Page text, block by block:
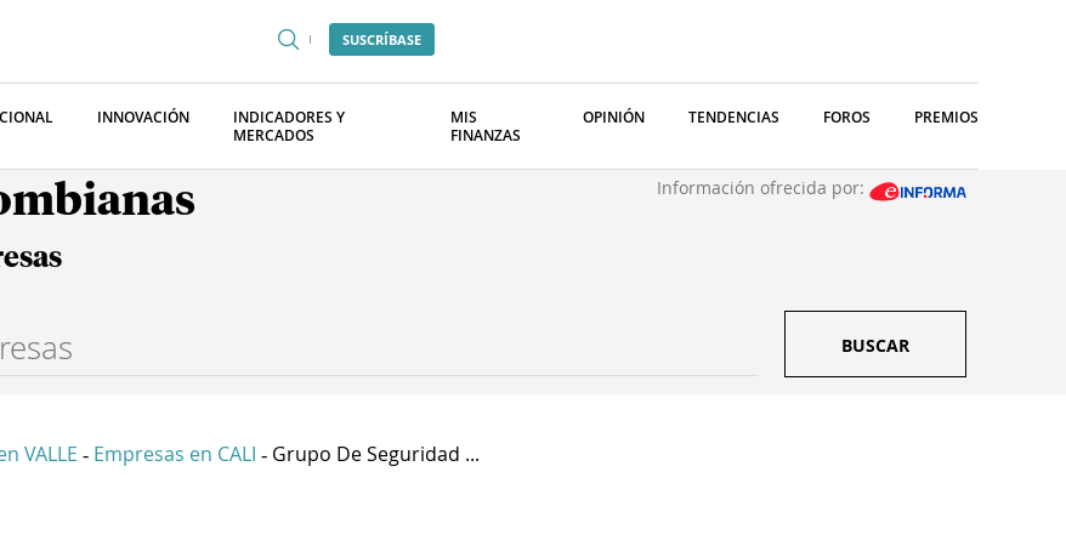
SUSCRÍBASE
INNOVACIÓN
INDICADORES Y
MERCADOS
MIS
FINANZAS
OPINIÓN TENDENCIAS FOROS PREMIOS
Información ofrecida por:
BUSCAR
VALLE - Empresas en CALI - Grupo De Seguridad ...